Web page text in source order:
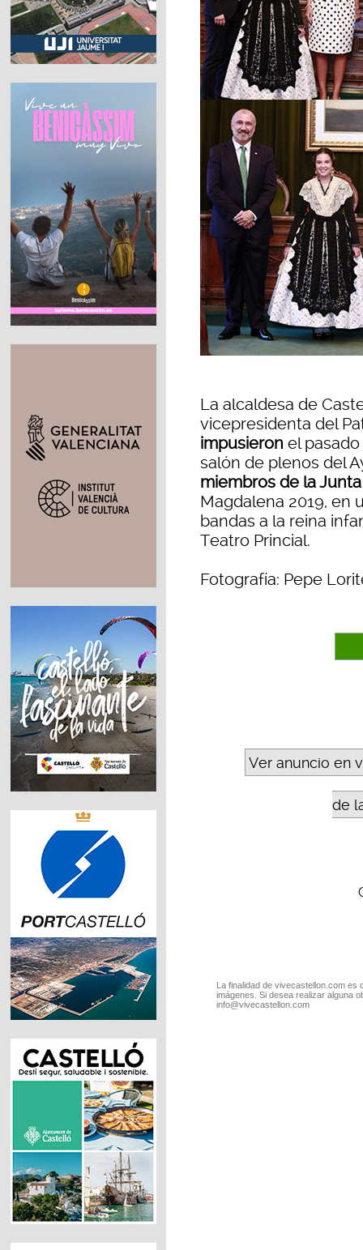
La alcaldesa de
vicepresidenta del
impusieron el
salón de plenos del
miembros de la
Magdalena 2019, en
bandas a la reina
Teatro Princial.
Fotografía: Pepe
Ver anuncio en
de
La finalidad de vivecastellon.com
imágenes. Si desea realizar alguna
info@vivecastellon.com